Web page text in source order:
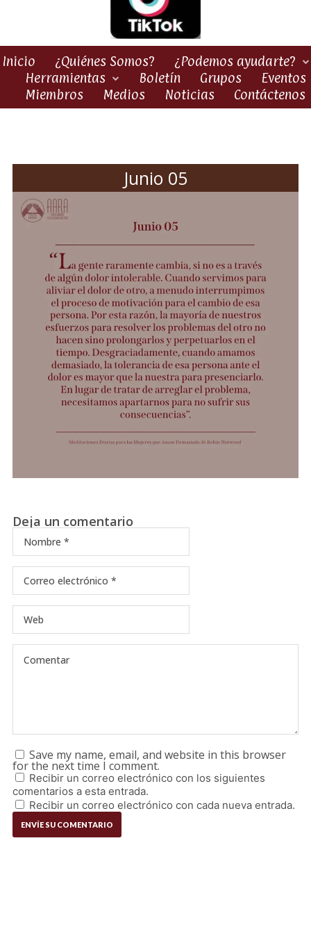
Inicio ¿Quiénes Somos?
¿Podemos ayudarte?
Herramientas
Boletín Grupos
Eventos
Miembros
Medios Noticias Contáctenos
Junio 05
Deja un comentario
Save my name, email, and website in this browser
for the next time I comment.
Recibir un correo electrónico con los siguientes
comentarios a esta entrada.
Recibir un correo electrónico con cada nueva entrada.